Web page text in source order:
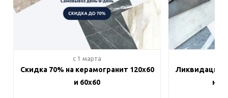
c 1 марта
Скидка 70% на керамогранит 120х60
и 60х60
Ликвидация
на